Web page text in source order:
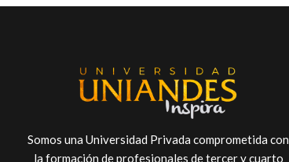
Somos una Universidad Privada comprometida con
la formación de profesionales de tercer y cuarto